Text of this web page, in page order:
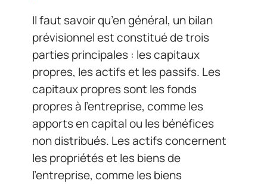
Il faut savoir qu’en général, un bilan
prévisionnel est constitué de trois
parties principales : les capitaux
propres, les actifs et les passifs. Les
capitaux propres sont les fonds
propres à l’entreprise, comme les
apports en capital ou les bénéfices
non distribués. Les actifs concernent
les propriétés et les biens de
l’entreprise, comme les biens